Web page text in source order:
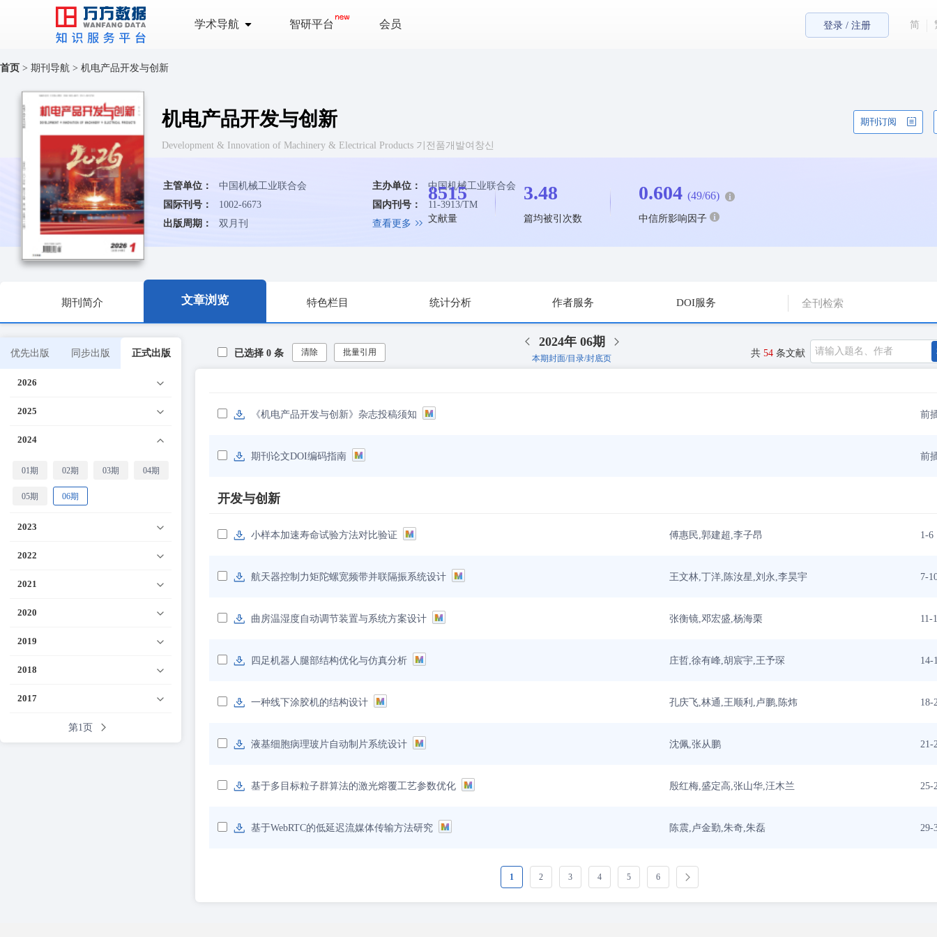
学术导航 智研平台 会员 登录 / 注册 简
首页 > 期刊导航 > 机电产品开发与创新
机电产品开发与创新 期刊订阅
Development & Innovation of Machinery & Electrical Products 기전품개발여창신
主管单位： 中国机械工业联合会 主办单位：
中国机械工业联合会
国际刊号：
1002-6673 国内刊号：
11-3913/TM
出版周期：
双月刊 查看更多
8515
文献量
3.48
篇均被引次数
0.604 (49/66)
中信所影响因子
期刊简介 文章浏览 特色栏目 统计分析 作者服务 DOI服务
优先出版 同步出版 正式出版
2026
2025
2024
01期 02期 03期 04期
05期 06期
2023
2022
2021
2020
2019
2018
2017
第1页
已选择 0 条 清除 批量引用
2024年 06期
本期封面/目录/封底页 共 54 条文献
《机电产品开发与创新》杂志投稿须知 前
期刊论文DOI编码指南 前
开发与创新
小样本加速寿命试验方法对比验证 傅惠民,郭建超,李子昂 1-6
航天器控制力矩陀螺宽频带并联隔振系统设计 王文林,丁洋,陈汝星,刘永,李昊宇 7-
曲房温湿度自动调节装置与系统方案设计 张衡镜,邓宏盛,杨海栗 11-
四足机器人腿部结构优化与仿真分析 庄哲,徐有峰,胡宸宇,王予琛 14-
一种线下涂胶机的结构设计 孔庆飞,林通,王顺利,卢鹏,陈炜 18-
液基细胞病理玻片自动制片系统设计 沈佩,张从鹏 21-
基于多目标粒子群算法的激光熔覆工艺参数优化 殷红梅,盛定高,张山华,汪木兰 25-
基于WebRTC的低延迟流媒体传输方法研究 陈震,卢金勤,朱奇,朱磊 29-
1 2 3 4 5 6